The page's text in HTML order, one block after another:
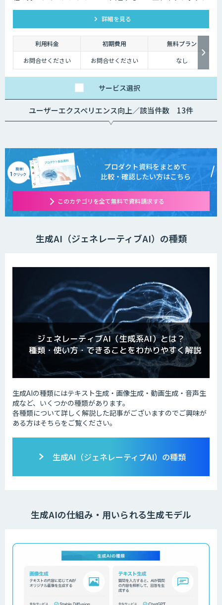
詳細を見る
利用料金 初期費用
無料プラン
お問合せください
お問合せください なし
サービス選択
ユーザーエクスペリエンス向上／該当件数 13件
プロダクト資料をまとめて
比較・確認したい方はこちら
このカテゴリを全て無料で資料請求する
生成AI（ジェネレーティブAI）の種類
生成AIの種類にはテキスト生成・画像生成・動画生成・音声生
成など、いくつかの種類があります。
各種類について詳しく解説した記事がございますのでご興味が
ある方はそちらをご覧ください。
生成AI（ジェネレーティブAI）の種類
生成AIの仕組み・用いられる生成モデル